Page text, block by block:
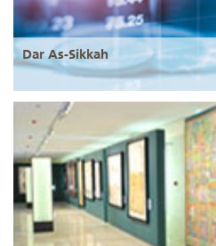
Dar As-Sikkah